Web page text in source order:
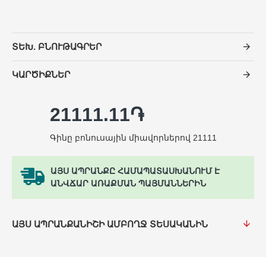
ՏԵԽ. ԲՆՈՒԹԱԳՐԵՐ
ԿԱՐԾԻՔՆԵՐ
ԱՅՍ ԱՊՐԱՆՔԸ ՀԱՄԱՊԱՏԱՍԽԱՆՈՒՄ Է
ԱՆՎՃԱՐ ԱՌԱՔՄԱՆ ՊԱՅՄԱՆՆԵՐԻՆ
ԱՅՍ ԱՊՐԱՆՔԱՆԻՇԻ ԱՄԲՈՂՋ ՏԵՍԱԿԱՆԻՆ
21111.11֏
Գինը բոնուսային միավորներով 21111